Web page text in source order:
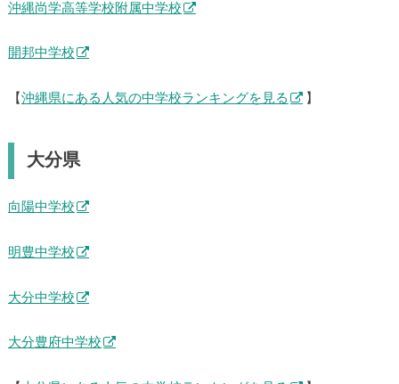
沖縄尚学高等学校附属中学校
開邦中学校
【 沖縄県にある人気の中学校ランキングを見る 】
大分県
向陽中学校
明豊中学校
大分中学校
大分豊府中学校